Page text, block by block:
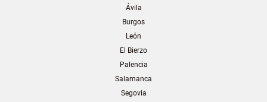
Ávila
Burgos
León
El Bierzo
Palencia
Salamanca
Segovia